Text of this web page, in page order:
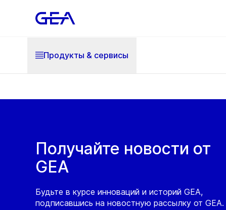
Продукты & cервисы
Получайте новости от
GEA
Будьте в курсе инноваций и историй GEA,
подписавшись на новостную рассылку от GEA.